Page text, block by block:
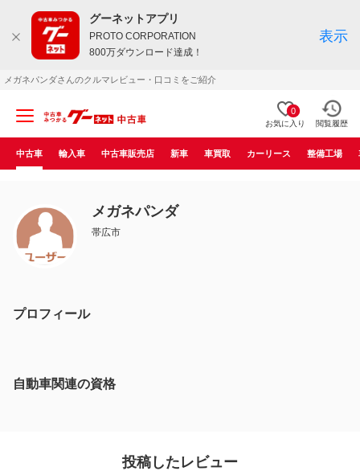
グーネットアプリ
PROTO CORPORATION
800万ダウンロード達成！
表示
メガネパンダさんのクルマレビュー・口コミをご紹介
0
お気に入り 閲覧履歴
中古車 輸入車 中古車販売店 新車 車買取 カーリース 整備工場
メガネパンダ
帯広市
プロフィール
自動車関連の資格
投稿したレビュー